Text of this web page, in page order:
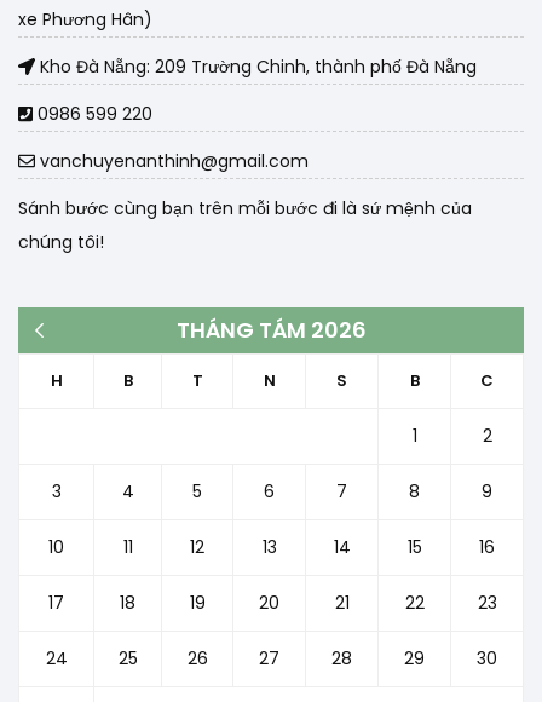
xe Phương Hân)
Kho Đà Nẵng: 209 Trường Chinh, thành phố Đà Nẵng
0986 599 220
vanchuyenanthinh@gmail.com
Sánh bước cùng bạn trên mỗi bước đi là sứ mệnh của
chúng tôi!
THÁNG TÁM 2026
H B T N S B C
1 2
3 4 5 6 7 8 9
10 11 12 13 14 15 16
17 18 19 20 21 22 23
24 25 26 27 28 29 30